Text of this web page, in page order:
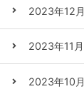
2023年12月
2023年11月
2023年10月